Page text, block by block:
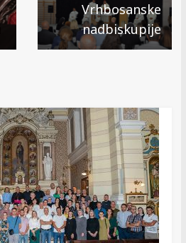
Vrhbosanske
nadbiskupije